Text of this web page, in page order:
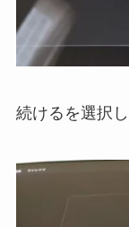
続けるを選択し